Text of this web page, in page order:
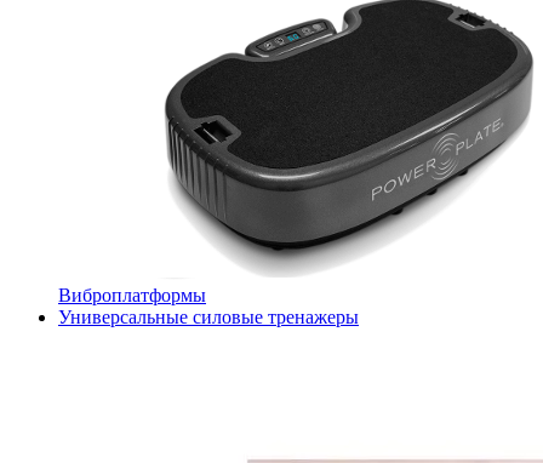
Виброплатформы
Универсальные силовые тренажеры